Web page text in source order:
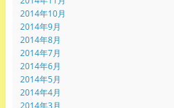
2014年10月
2014年9月
2014年8月
2014年7月
2014年6月
2014年5月
2014年4月
2014年3月